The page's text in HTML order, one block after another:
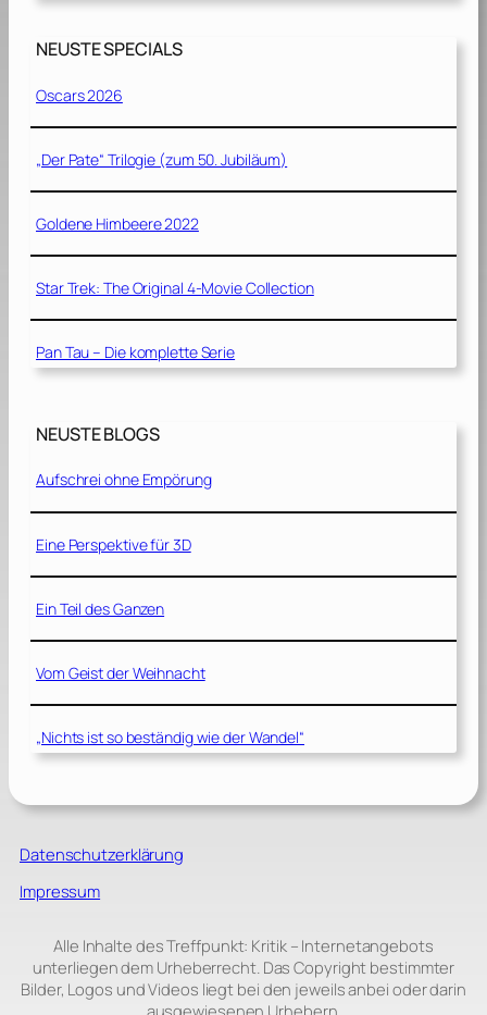
NEUSTE SPECIALS
Oscars 2026
„Der Pate“ Trilogie (zum 50. Jubiläum)
Goldene Himbeere 2022
Star Trek: The Original 4-Movie Collection
Pan Tau – Die komplette Serie
NEUSTE BLOGS
Aufschrei ohne Empörung
Eine Perspektive für 3D
Ein Teil des Ganzen
Vom Geist der Weihnacht
„Nichts ist so beständig wie der Wandel“
Datenschutzerklärung
Impressum
Alle Inhalte des Treffpunkt: Kritik – Internetangebots
unterliegen dem Urheberrecht. Das Copyright bestimmter
Bilder, Logos und Videos liegt bei den jeweils anbei oder darin
ausgewiesenen Urhebern.